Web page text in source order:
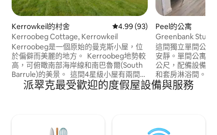
Kerrowkeil的村舍 從 93 則評價中獲得 4.99 的平均
4.99 (93)
Kerroobeg Cottage, Kerrowkeil
Kerroobeg是一個原始的曼克斯小屋，位
於偏僻而美麗的地方。 Kerroobeg地勢較
高，可俯瞰南部海岸線和南巴魯爾(South
Barrule)的美景。 這間4星級小屋有兩間臥
室、大型休息室/餐廳、寬敞、設備齊全的
廚房和令人驚嘆的橡木框架日光浴室。 有
Peel的公寓
Greenbank Studio
這間獨立單間公寓
安靜。單間公寓建
公尺，配備設備精
和套房淋浴間。設
（也可提供兩張雙
椅/腳凳、電視、
派翠克最受歡迎的度假屋設備與服務